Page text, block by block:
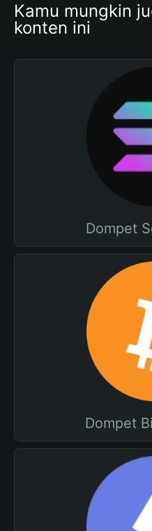
Kamu mungkin
konten ini
Dompet
Dompet